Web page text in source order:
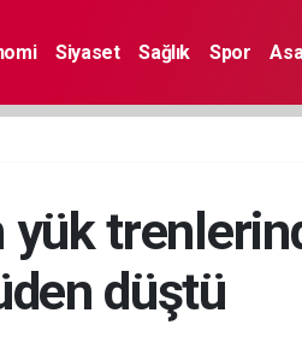
Siyaset Sağlık Spor
yük
düştü